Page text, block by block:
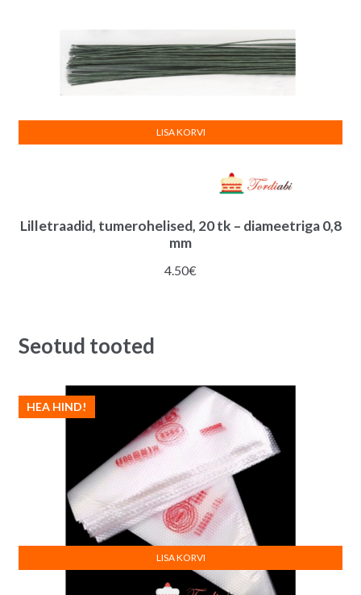
Lilletraadid, tumerohelised, 20 tk – diameetriga 0,8
mm
4.50€
LISA KORVI
Seotud tooted
HEA HIND!
LISA KORVI